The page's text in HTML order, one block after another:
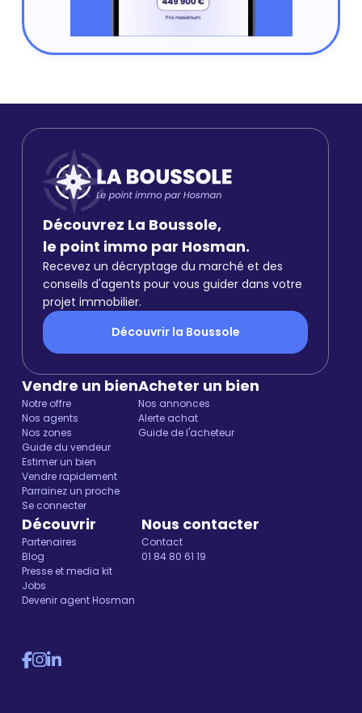
Découvrez La Boussole,
le point immo par Hosman.
Recevez un décryptage du marché et des
conseils d'agents pour vous guider dans votre
projet immobilier.
Découvrir la Boussole
Vendre un bien
Notre offre
Nos agents
Nos zones
Guide du vendeur
Estimer un bien
Vendre rapidement
Parrainez un proche
Se connecter
Acheter un bien
Nos annonces
Alerte achat
Guide de l'acheteur
Découvrir
Partenaires
Blog
Presse et media kit
Jobs
Devenir agent Hosman
Nous contacter
Contact
01 84 80 61 19